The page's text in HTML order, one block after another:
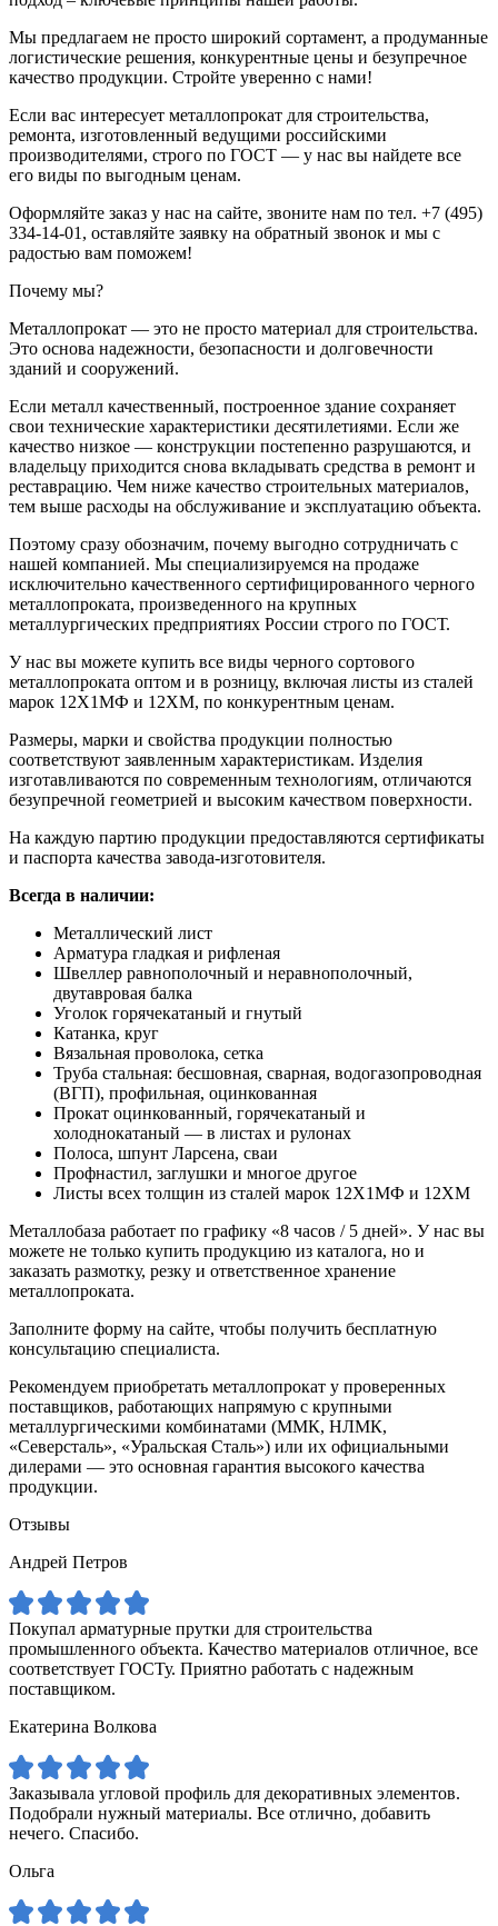
Мы предлагаем не просто широкий сортамент, а продуманные
логистические решения, конкурентные цены и безупречное
качество продукции. Стройте уверенно с нами!
Если вас интересует металлопрокат для строительства,
ремонта, изготовленный ведущими российскими
производителями, строго по ГОСТ — у нас вы найдете все
его виды по выгодным ценам.
Оформляйте заказ у нас на сайте, звоните нам по тел. +7 (495)
334-14-01, оставляйте заявку на обратный звонок и мы с
радостью вам поможем!
Почему мы?
Металлопрокат — это не просто материал для строительства.
Это основа надежности, безопасности и долговечности
зданий и сооружений.
Если металл качественный, построенное здание сохраняет
свои технические характеристики десятилетиями. Если же
качество низкое — конструкции постепенно разрушаются, и
владельцу приходится снова вкладывать средства в ремонт и
реставрацию. Чем ниже качество строительных материалов,
тем выше расходы на обслуживание и эксплуатацию объекта.
Поэтому сразу обозначим, почему выгодно сотрудничать с
нашей компанией. Мы специализируемся на продаже
исключительно качественного сертифицированного черного
металлопроката, произведенного на крупных
металлургических предприятиях России строго по ГОСТ.
У нас вы можете купить все виды черного сортового
металлопроката оптом и в розницу, включая листы из сталей
марок 12Х1МФ и 12ХМ, по конкурентным ценам.
Размеры, марки и свойства продукции полностью
соответствуют заявленным характеристикам. Изделия
изготавливаются по современным технологиям, отличаются
безупречной геометрией и высоким качеством поверхности.
На каждую партию продукции предоставляются сертификаты
и паспорта качества завода-изготовителя.
Всегда в наличии:
Металлический лист
Арматура гладкая и рифленая
Швеллер равнополочный и неравнополочный,
двутавровая балка
Уголок горячекатаный и гнутый
Катанка, круг
Вязальная проволока, сетка
Труба стальная: бесшовная, сварная, водогазопроводная
(ВГП), профильная, оцинкованная
Прокат оцинкованный, горячекатаный и
холоднокатаный — в листах и рулонах
Полоса, шпунт Ларсена, сваи
Профнастил, заглушки и многое другое
Листы всех толщин из сталей марок 12Х1МФ и 12ХМ
Металлобаза работает по графику «8 часов / 5 дней». У нас вы
можете не только купить продукцию из каталога, но и
заказать размотку, резку и ответственное хранение
металлопроката.
Заполните форму на сайте, чтобы получить бесплатную
консультацию специалиста.
Рекомендуем приобретать металлопрокат у проверенных
поставщиков, работающих напрямую с крупными
металлургическими комбинатами (ММК, НЛМК,
«Северсталь», «Уральская Сталь») или их официальными
дилерами — это основная гарантия высокого качества
продукции.
Отзывы
Андрей Петров
Покупал арматурные прутки для строительства
промышленного объекта. Качество материалов отличное, все
соответствует ГОСТу. Приятно работать с надежным
поставщиком.
Екатерина Волкова
Заказывала угловой профиль для декоративных элементов.
Подобрали нужный материалы. Все отлично, добавить
нечего. Спасибо.
Ольга